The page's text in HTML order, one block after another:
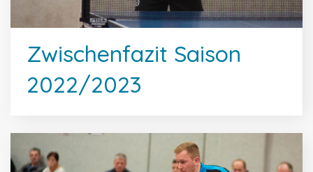
Zwischenfazit Saison
2022/2023